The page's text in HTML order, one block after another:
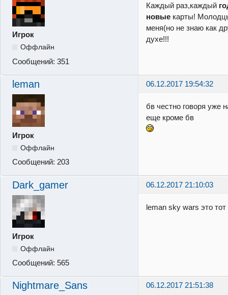
Игрок
Оффлайн
Сообщений: 351
Каждый раз,каждый
новые карты!
меня(но не знаю как
духе!!!
leman 06.12.2017 19:54:32
Игрок
Оффлайн
Сообщений: 203
бв честно говоря уже
еще кроме бв
Dark_gamer 06.12.2017 21:10:03
Игрок
Оффлайн
Сообщений: 565
leman sky wars это
Nightmare_Sans 06.12.2017 21:51:38